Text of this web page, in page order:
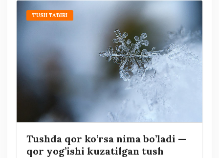
TUSH TA'BIRI
Tushda qor ko’rsa nima bo’ladi —
qor yog’ishi kuzatilgan tush